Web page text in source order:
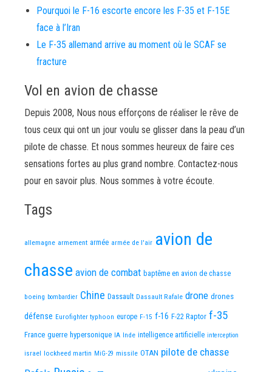
Pourquoi le F-16 escorte encore les F-35 et F-15E
face à l’Iran
Le F-35 allemand arrive au moment où le SCAF se
fracture
Vol en avion de chasse
Depuis 2008, Nous nous efforçons de réaliser le rêve de
tous ceux qui ont un jour voulu se glisser dans la peau d’un
pilote de chasse. Et nous sommes heureux de faire ces
sensations fortes au plus grand nombre. Contactez-nous
pour en savoir plus. Nous sommes à votre écoute.
Tags
allemagne armement armée armée de l'air avion de
chasse avion de combat baptême en avion de chasse
boeing bombardier Chine Dassault Dassault Rafale drone drones
défense Eurofighter typhoon europe F-15 f-16 F-22 Raptor f-35
France guerre hypersonique IA Inde intelligence artificielle interception
israel lockheed martin MiG-29 missile OTAN pilote de chasse